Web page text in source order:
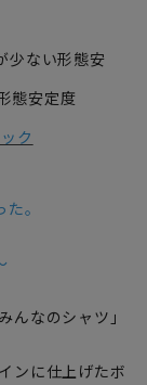
少ない形態安
態安定度
ク
。
んなのシャツ」
ンに仕上げたボ